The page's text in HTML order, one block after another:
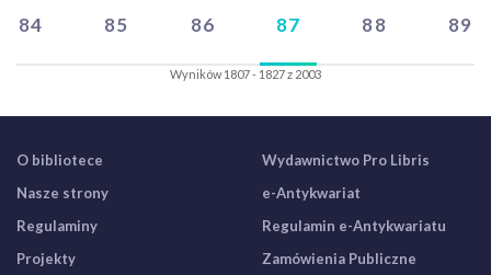
84 85 86 87 88 89
Wyników 1807 - 1827 z 2003
O bibliotece
Nasze strony
Regulaminy
Projekty
Wydawnictwo Pro Libris
e-Antykwariat
Regulamin e-Antykwariatu
Zamówienia Publiczne